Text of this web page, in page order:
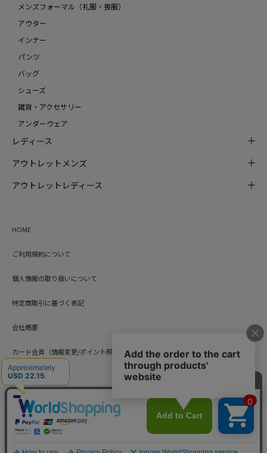
メンズフォーマル（礼服・喪服）
アウター
インナー
パンツ
バッグ
シューズ
雑貨・アクセサリー
アンダーウェア
レディース
アウトレットメンズ
アウトレットレディース
HOME
ご利用規約について
個人情報の取り扱いについて
特定商取引に基づく表記
会社概要
カード会員（情報変更/ポイント照会）
お問い合わせ
Copyright © HARUYAMA TRADING CO.,LTD. All Rights Reserved.